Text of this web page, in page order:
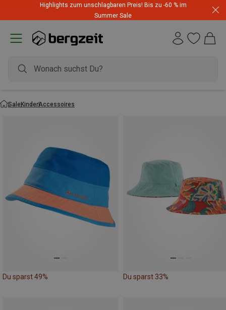
Highlights zum unschlagbaren Preis! Bis zu -60 % im
Summer Sale
SaleKinderAccessoires
Du sparst 49% Du sparst 33%